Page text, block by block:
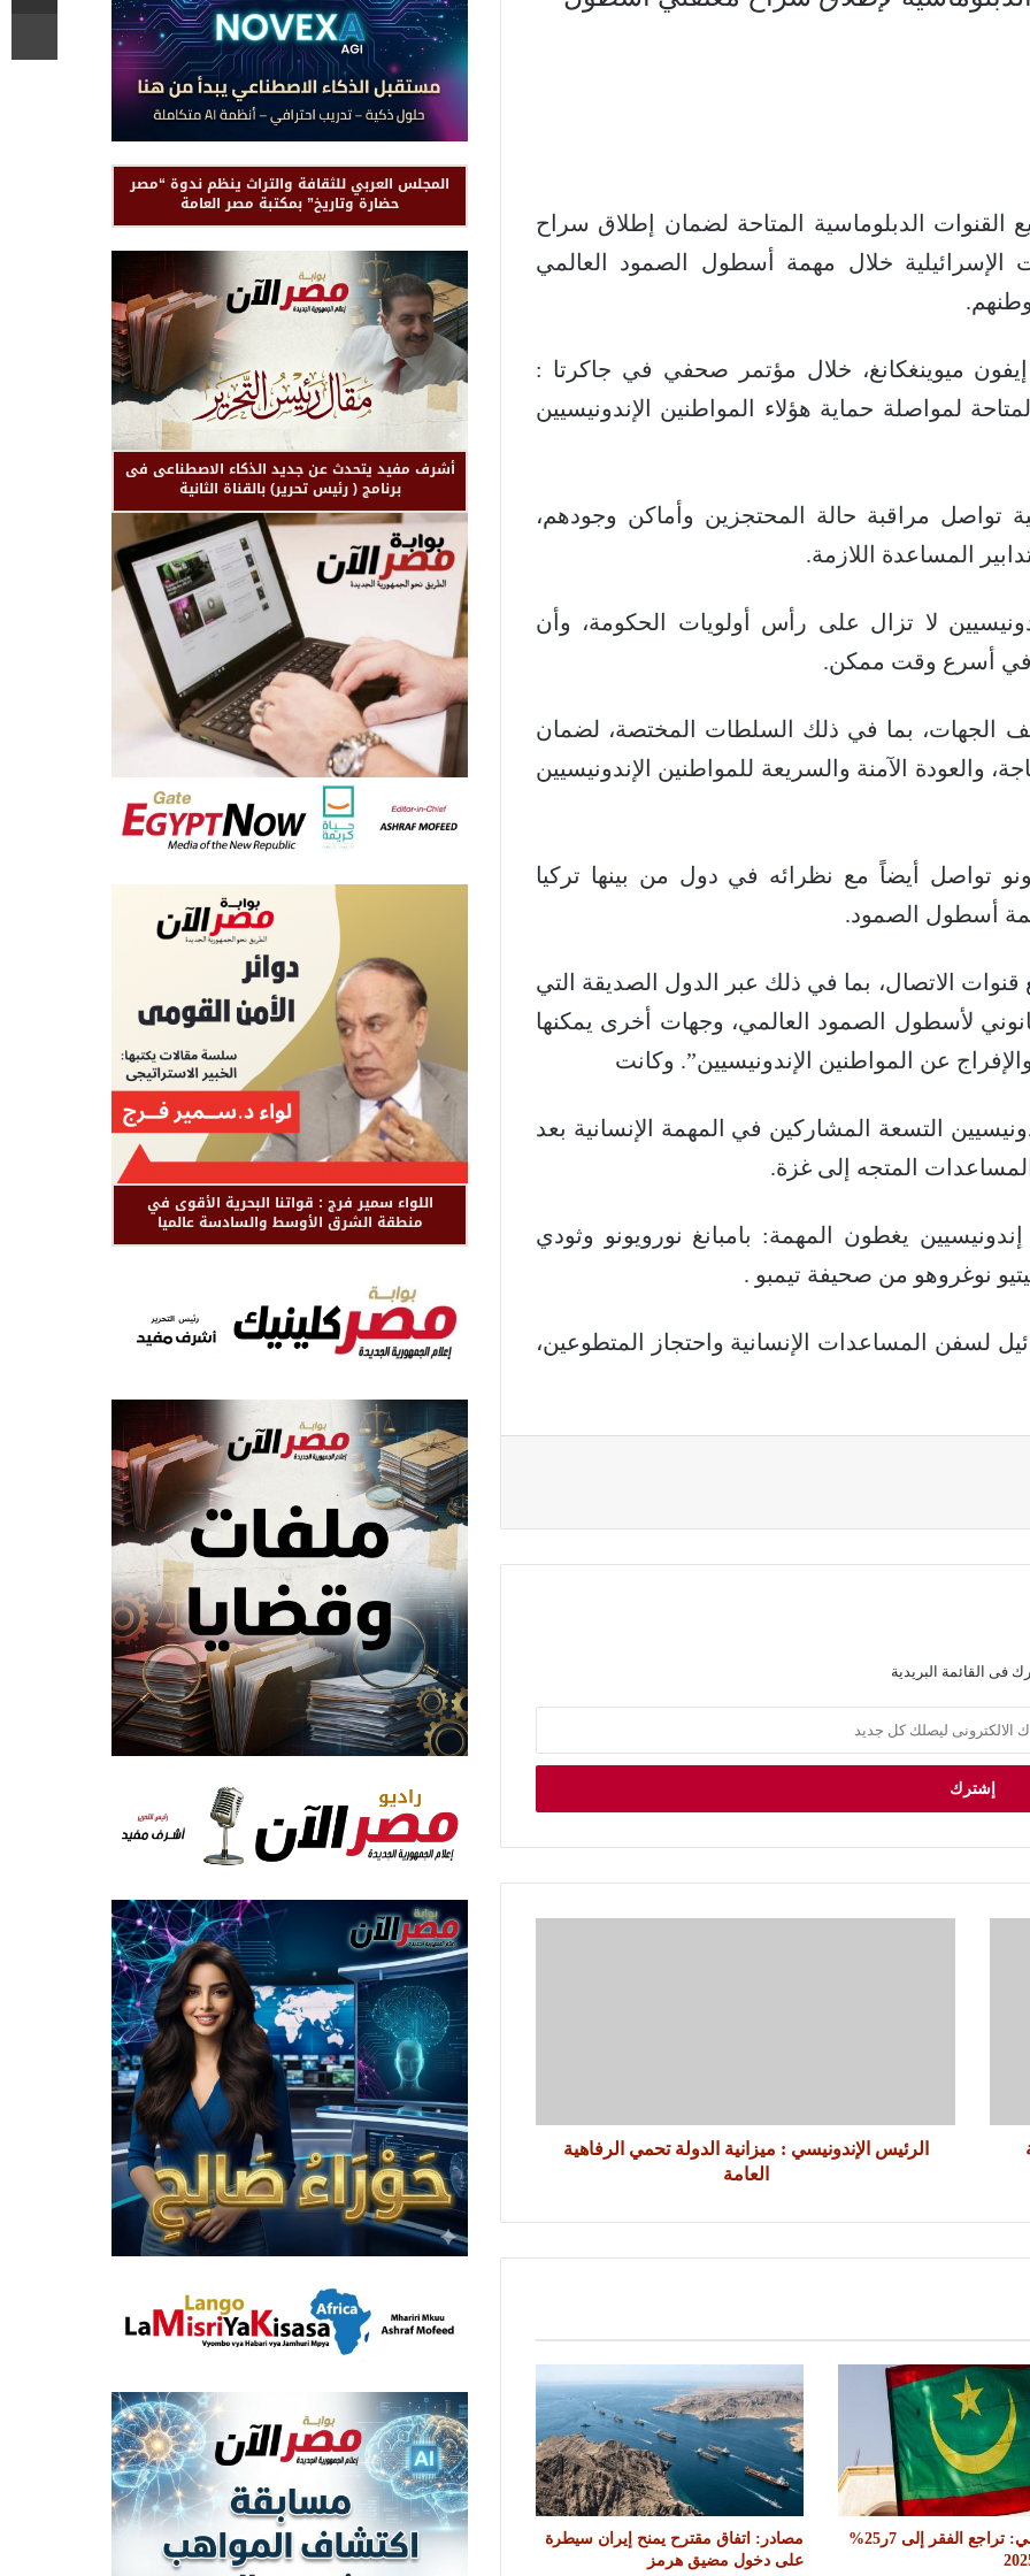
القنوات الدبلوماسية المتاحة لضمان إطلاق سراح
الإسرائيلية خلال مهمة أسطول الصمود العالمي
ميوينغكانغ، خلال مؤتمر صحفي في جاكرتا :
لمواصلة حماية هؤلاء المواطنين الإندونيسيين
تواصل مراقبة حالة المحتجزين وأماكن وجودهم،
المساعدة اللازمة.
لا تزال على رأس أولويات الحكومة، وأن
في أسرع وقت ممكن.
الجهات، بما في ذلك السلطات المختصة، لضمان
والعودة الآمنة والسريعة للمواطنين الإندونيسيين
تواصل أيضاً مع نظرائه في دول من بينها تركيا
أسطول الصمود.
الاتصال، بما في ذلك عبر الدول الصديقة التي
لأسطول الصمود العالمي، وجهات أخرى يمكنها
عن المواطنين الإندونيسيين”. وكانت
التسعة المشاركين في المهمة الإنسانية بعد
المتجه إلى غزة.
يغطون المهمة: بامبانغ نورويونو وثودي
نوغروهو من صحيفة تيمبو .
لسفن المساعدات الإنسانية واحتجاز المتطوعين،
فى القائمة البريدية
الرئيس الإندونيسي : ميزانية الدولة تحمي الرفاهية
العامة
وزير موريتاني: تراجع الفقر إلى 7ر25%
مصادر: اتفاق مقترح يمنح إيران سيطرة
على دخول مضيق هرمز
المجلس العربي للثقافة والتراث ينظم ندوة “مصر
حضارة وتاريخ” بمكتبة مصر العامة
أشرف مفيد يتحدث عن جديد الذكاء الاصطناعى فى
برنامج ( رئيس تحرير) بالقناة الثانية
اللواء سمير فرج : قواتنا البحرية الأقوى في
منطقة الشرق الأوسط والسادسة عالميا